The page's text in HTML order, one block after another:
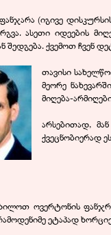
(იგივე
ასეთი იდეების
შედგება. ქვემოთ
თავისი
მეორე
მიღება-
არსებითად,
ქვეცნობიერად
ოვერტონის
ეტაპად